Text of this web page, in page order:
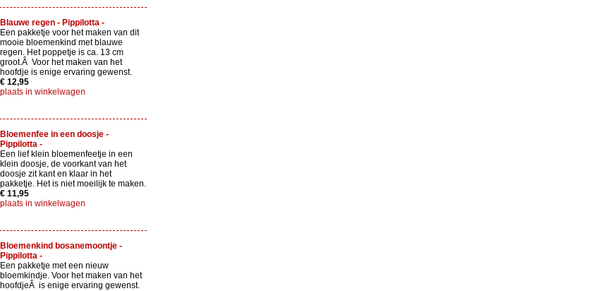
Blauwe regen - Pippilotta -
Een pakketje voor het maken van dit
mooie bloemenkind met blauwe
regen. Het poppetje is ca. 13 cm
groot.Â Voor het maken van het
hoofdje is enige ervaring gewenst.
€ 12,95
plaats in winkelwagen
Bloemenfee in een doosje -
Pippilotta -
Een lief klein bloemenfeetje in een
klein doosje, de voorkant van het
doosje zit kant en klaar in het
pakketje. Het is niet moeilijk te maken.
€ 11,95
plaats in winkelwagen
Bloemenkind bosanemoontje -
Pippilotta -
Een pakketje met een nieuw
bloemkindje. Voor het maken van het
hoofdjeÂ is enige ervaring gewenst.